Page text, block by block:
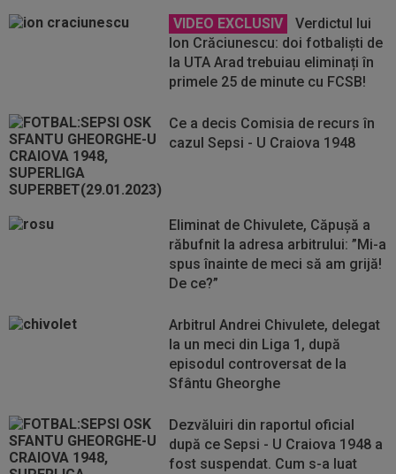
VIDEO EXCLUSIV
Verdictul lui
Ion Crăciunescu: doi fotbaliști de
la UTA Arad trebuiau eliminați în
primele 25 de minute cu FCSB!
Ce a decis Comisia de recurs în
cazul Sepsi - U Craiova 1948
Eliminat de Chivulete, Căpușă a
răbufnit la adresa arbitrului: ”Mi-a
spus înainte de meci să am grijă!
De ce?”
Arbitrul Andrei Chivulete, delegat
la un meci din Liga 1, după
episodul controversat de la
Sfântu Gheorghe
Dezvăluiri din raportul oficial
după ce Sepsi - U Craiova 1948 a
fost suspendat. Cum s-a luat